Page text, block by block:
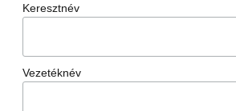
Keresztnév
Vezetéknév